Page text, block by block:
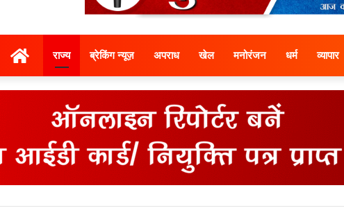
होम राज्‍य ब्रेकिंग न्यूज़ अपराध खेल मनोरंजन धर्म व्यापार